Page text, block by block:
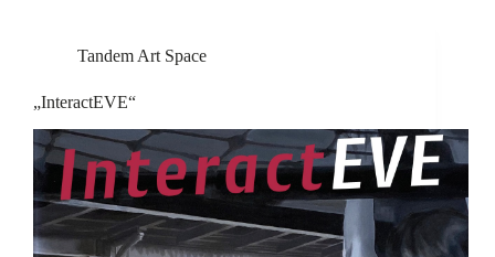
Tandem Art Space
„InteractEVE“